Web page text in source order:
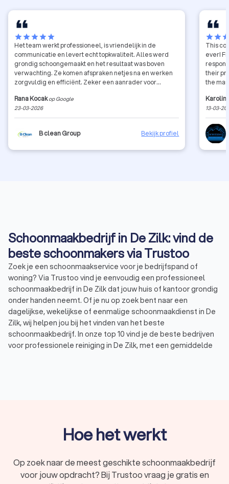
starstarstarstarstar
Het team werkt professioneel, is vriendelijk in de
communicatie en levert echt topkwaliteit. Alles werd
grondig schoongemaakt en het resultaat was boven
verwachting. Ze komen afspraken netjes na en werken
zorgvuldig en efficiënt. Zeker een aanrader voor
schoonmaakbedrijf.
Rana Kocak op Google
23-03-2026
B clean Group Bekijk profiel
starstar
This
ever!
their
the
team,
facade
greatly
doing
13-03-
Schoonmaakbedrijf in De Zilk: vind de
beste schoonmakers via Trustoo
Zoek je een schoonmaakservice voor je bedrijfspand of
woning? Via Trustoo vind je eenvoudig een professioneel
schoonmaakbedrijf in De Zilk dat jouw huis of kantoor grondig
onder handen neemt. Of je nu op zoek bent naar een
dagelijkse, wekelijkse of eenmalige schoonmaakdienst in De
Zilk, wij helpen jou bij het vinden van het beste
schoonmaakbedrijf. In onze top 10 vind je de beste bedrijven
voor professionele reiniging in De Zilk, met een gemiddelde
Zoek je reguliere huishoudelijke hulp in De Zilk of een
eenmalige schoonmaak van je woning? Als particulier loont
Hoe het werkt
Op zoek naar de meest geschikte schoonmaakbedrijf
voor jouw opdracht? Bij Trustoo vraag je gratis en